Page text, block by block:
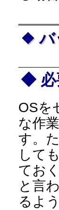
バ
OSを
な作
す。
して
てお
と言
るよ